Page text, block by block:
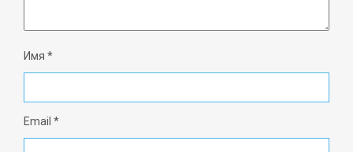
Имя *
Email *